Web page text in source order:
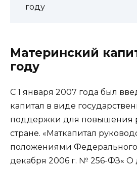
году
Материнский
году
С 1 января 2007 года был
капитал в виде
поддержки для повышения
стране. «Маткапитал
положениями Федерального
декабря 2006 г. № 256-ФЗ« О